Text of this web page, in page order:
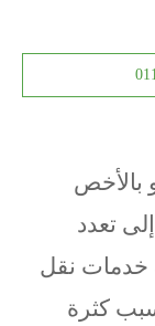
بالأخص
تعدد
خدمات نقل
كثرة